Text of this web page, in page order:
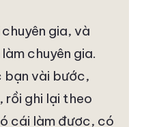
gia, và
chuyên gia.
bạn vài bước,
rồi ghi lại theo
cái làm được, có